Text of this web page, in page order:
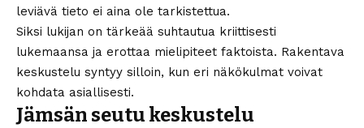
leviävä tieto ei aina ole tarkistettua.
Siksi lukijan on tärkeää suhtautua kriittisesti
lukemaansa ja erottaa mielipiteet faktoista. Rakentava
keskustelu syntyy silloin, kun eri näkökulmat voivat
kohdata asiallisesti.
Jämsän seutu keskustelu